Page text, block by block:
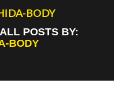
BODY
POSTS BY:
BODY